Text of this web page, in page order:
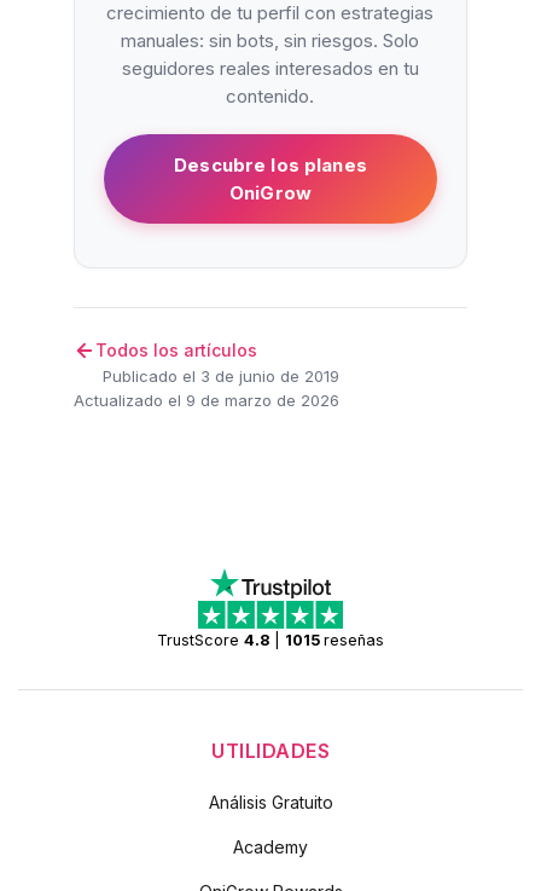
crecimiento de tu perfil con estrategias
manuales: sin bots, sin riesgos. Solo
seguidores reales interesados en tu
contenido.
Descubre los planes
OniGrow
Todos los artículos
Publicado el 3 de junio de 2019
Actualizado el 9 de marzo de 2026
TrustScore 4.8 1015 reseñas
UTILIDADES
Análisis Gratuito
Academy